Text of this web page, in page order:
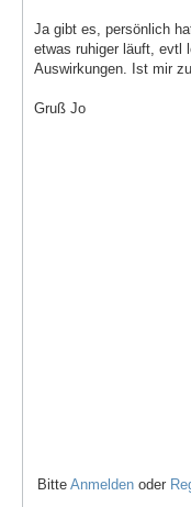
Ja gibt es, persönlich
etwas ruhiger läuft, evtl
Auswirkungen. Ist mir
Gruß Jo
Bitte Anmelden oder